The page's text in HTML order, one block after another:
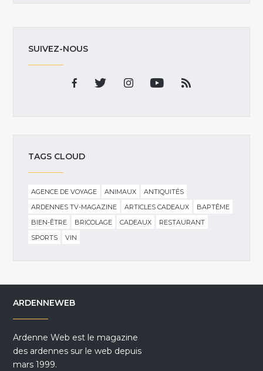
SUIVEZ-NOUS
TAGS CLOUD
AGENCE DE VOYAGE ANIMAUX
ANTIQUITÉS
ARDENNES TV-MAGAZINE
ARTICLES CADEAUX
BAPTÊME
BIEN-ÊTRE
BRICOLAGE CADEAUX
RESTAURANT
SPORTS
VIN
ARDENNEWEB
Ardenne Web est le magazine
des ardennes sur le web depuis
mars 1999.